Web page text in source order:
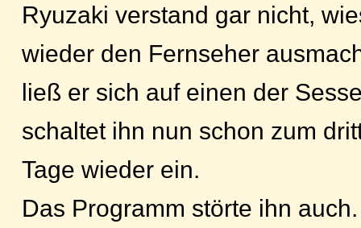
Ryuzaki verstand gar nicht,
wieder den Fernseher
ließ er sich auf einen der
schaltet ihn nun schon zum
Tage wieder ein.
Das Programm störte ihn